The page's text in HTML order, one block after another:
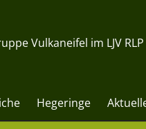
Vulkaneifel im LJV RLP
Hegeringe